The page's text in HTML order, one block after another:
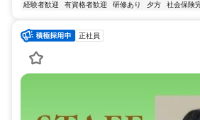
経験者歓迎
有資格者歓迎 研修あり 夕方 社会保険
正社員